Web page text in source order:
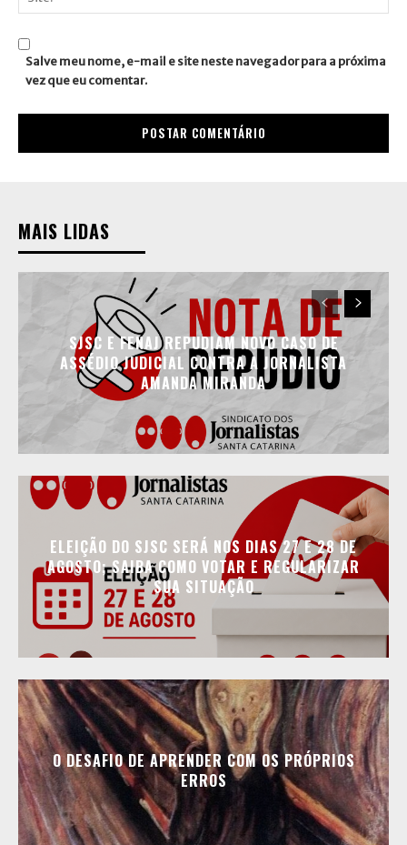
Salve meu nome, e-mail e site neste navegador para a próxima
vez que eu comentar.
MAIS LIDAS
SJSC E FENAJ REPUDIAM NOVO CASO DE
ASSÉDIO JUDICIAL CONTRA A JORNALISTA
AMANDA MIRANDA
ELEIÇÃO DO SJSC SERÁ NOS DIAS 27 E 28 DE
AGOSTO; SAIBA COMO VOTAR E REGULARIZAR
SUA SITUAÇÃO
O DESAFIO DE APRENDER COM OS PRÓPRIOS
ERROS